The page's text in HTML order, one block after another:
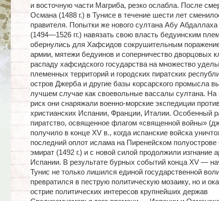
и восточную части Магриба, резко ослабла. После
Османа (1488 г.) в Тунисе в течение шести лет
правителя. Попытки же нового султана Абу
(1494—1526 гг.) навязать свою власть бедуинским
обернулись для Хафсидов сокрушительным
армии, мятежи бедуинов и соперничество дворцовых
распаду хафсидского государства на множество
племенных территорий и городских пиратских
остров Джерба и другие базы корсарского промысла
лучшем случае как своевольные вассалы султана. На
риск они снаряжали военно-морские экспедиции
христианских Испании, Франции, Италии. Особенный
пиратство, освященное флагом «священной войны»
получило в конце XV в., когда испанские войска
последний оплот ислама на Пиренейском
эмират (1492 г.) и с новой силой продолжили изгнание
Испании. В результате бурных событий конца XV —
Тунис не только лишился единой государственной
превратился в пеструю политическую мозаику, но и
острие политических интересов крупнейших держав